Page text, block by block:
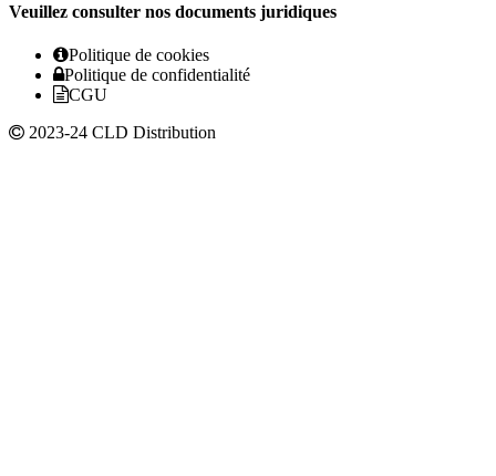
Veuillez consulter nos documents juridiques
Politique de cookies
Politique de confidentialité
CGU
2023-24 CLD Distribution